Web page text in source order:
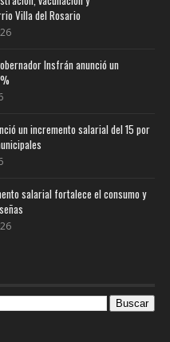
Villa del Rosario
Insfrán anunció un
un incremento salarial del 15 por
salarial fortalece el consumo y